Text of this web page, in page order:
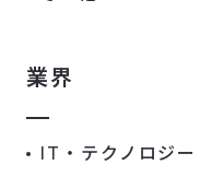
業界
IT・テクノロジー